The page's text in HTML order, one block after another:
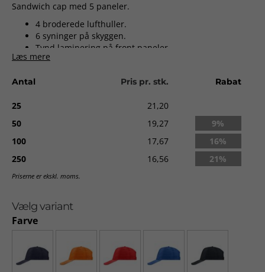
Sandwich cap med 5 paneler.
4 broderede lufthuller.
6 syninger på skyggen.
Tynd laminering på front paneler.
One size
Levering:
ca. 2-10 dage uden tryk. Ca. 2-3 uger med tryk fra
Læs mere
Antal Pris pr. stk. Rabat
25
21,20
50
19,27
9%
100
17,67
16%
250
16,56 21%
Priserne er ekskl. moms.
Vælg variant
Farve